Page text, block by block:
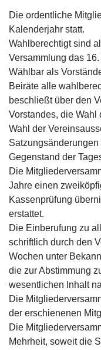
Die ordentliche
Kalenderjahr statt.
Wahlberechtigt sind
Versammlung das
Wählbar als
Beiräte alle
beschließt über den
Vorstandes, die Wahl
Wahl der
Gegenstand der
Die
Jahre einen
Kassenprüfung
erstattet.
Die Einberufung zu
schriftlich durch den
Wochen unter
die zur Abstimmung
wesentlichen Inhalt
Die
der erschienenen
Die
Mehrheit, soweit die